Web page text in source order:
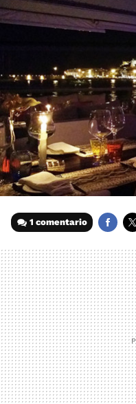
1 comentario